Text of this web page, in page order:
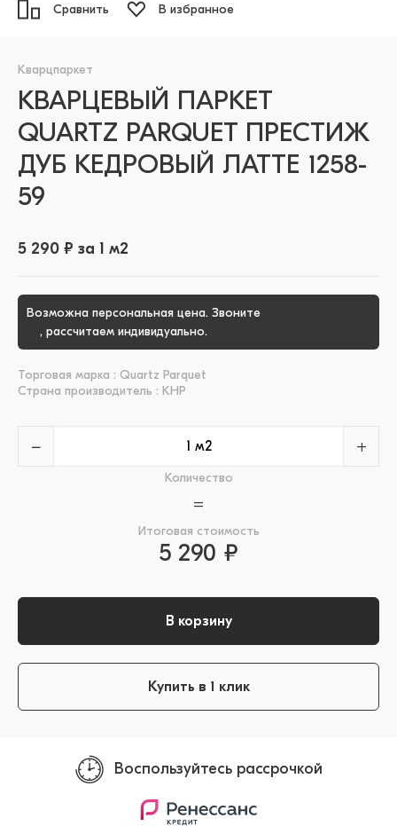
Сравнить В избранное
Кварцпаркет
КВАРЦЕВЫЙ ПАРКЕТ
QUARTZ PARQUET ПРЕСТИЖ
ДУБ КЕДРОВЫЙ ЛАТТЕ 1258-
59
5 290 ₽ за 1 м2
Возможна персональная цена. Звоните
, рассчитаем индивидуально.
Торговая марка : Quartz Parquet
Страна производитель : КНР
− +
Количество
=
Итоговая стоимость
5 290 ₽
В корзину
Купить в 1 клик
Воспользуйтесь рассрочкой